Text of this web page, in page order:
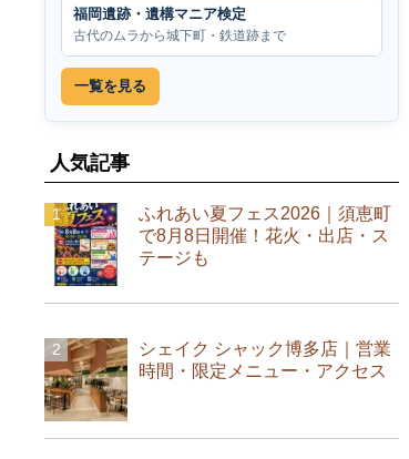
福岡遺跡・遺構マニア検定
古代のムラから城下町・鉄道跡まで
一覧を見る
人気記事
ふれあい夏フェス2026｜須恵町
で8月8日開催！花火・出店・ス
テージも
シェイク シャック博多店｜営業
時間・限定メニュー・アクセス